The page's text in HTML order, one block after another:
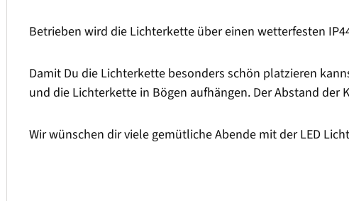
Betrieben wird die Lichterkette über einen wetterfesten
Damit Du die Lichterkette besonders schön platzieren
und die Lichterkette in Bögen aufhängen. Der Abstand der
Wir wünschen dir viele gemütliche Abende mit der LED